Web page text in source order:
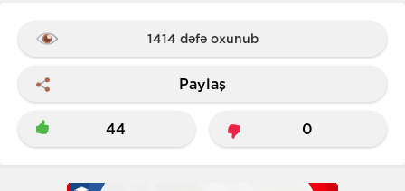
1414 dəfə oxunub
Paylaş
44 0